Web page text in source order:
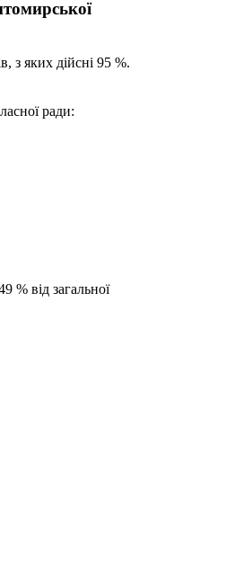
з яких дійсні 95 %.
ради:
% від загальної